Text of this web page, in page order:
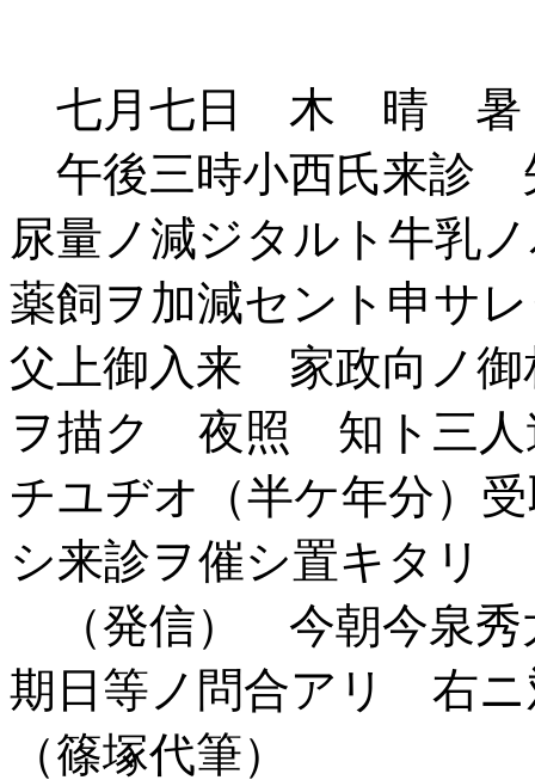
七月七日 木 晴 暑
午後三時小西氏来診
尿量ノ減ジタルト牛乳
薬飼ヲ加減セント申サ
父上御入来 家政向ノ
ヲ描ク 夜照 知ト三人
チユヂオ（半ケ年分）
シ来診ヲ催シ置キタリ
（発信） 今朝今泉秀
期日等ノ問合アリ 右ニ
（篠塚代筆）